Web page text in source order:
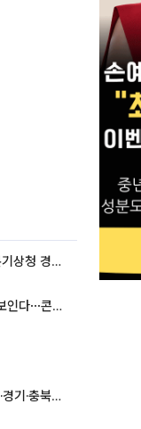
태풍 '돌핀' 오키나와 접근…일본기상청 경로 업데이트
빅뱅, 20주년 기념 '새 뱅봉' 선보인다⋯콘서트 앞두고 팝업 개최
추가 압수수색